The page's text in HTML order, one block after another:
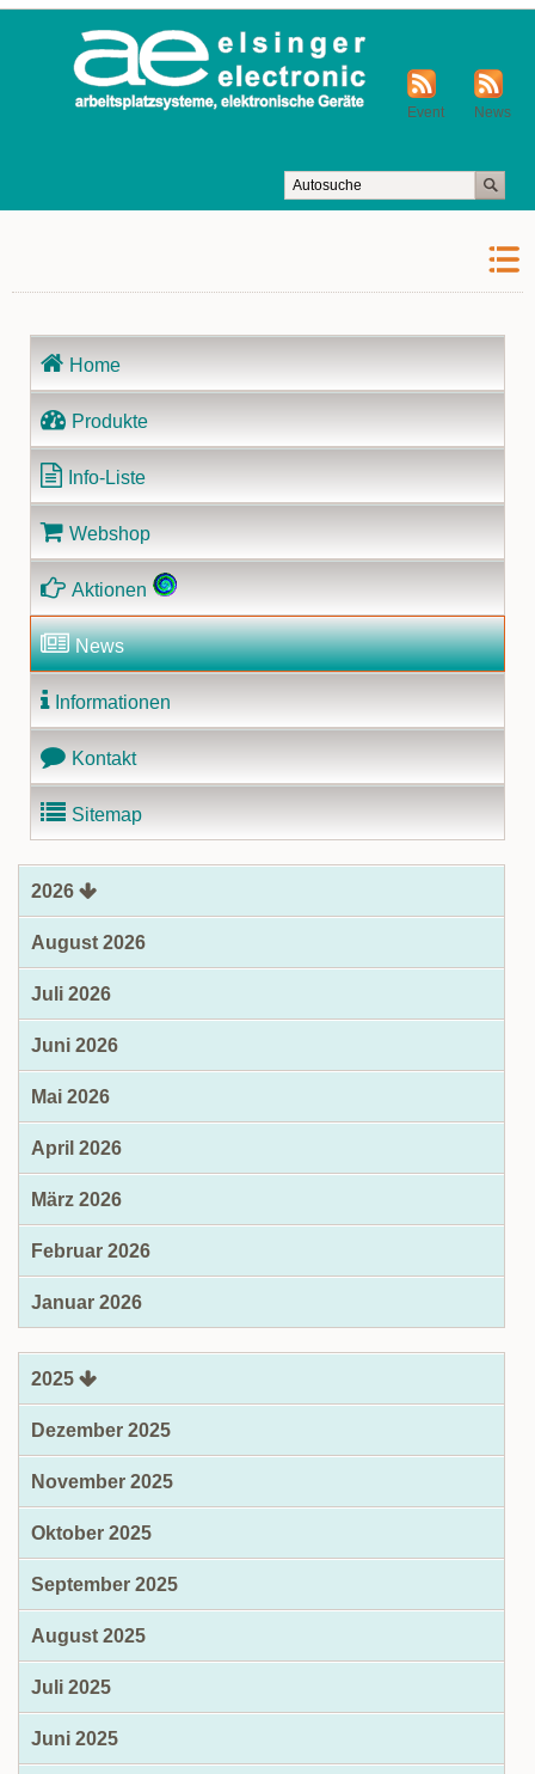
News
Event
überspringen
Home
Produkte
Info-Liste
Webshop
Aktionen
News
Informationen
Kontakt
Sitemap
2026
August 2026
Juli 2026
Juni 2026
Mai 2026
April 2026
März 2026
Februar 2026
Januar 2026
2025
Dezember 2025
November 2025
Oktober 2025
September 2025
August 2025
Juli 2025
Juni 2025